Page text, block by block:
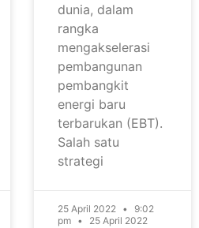
dunia, dalam
rangka
mengakselerasi
pembangunan
pembangkit
energi baru
terbarukan (EBT).
Salah satu
strategi
25 April 2022
9:02
pm
25 April 2022